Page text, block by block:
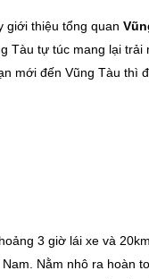
giới thiệu tổng quan
Tàu tự túc mang lại
mới đến Vũng Tàu thì
3 giờ lái xe và
Nằm nhô ra hoàn